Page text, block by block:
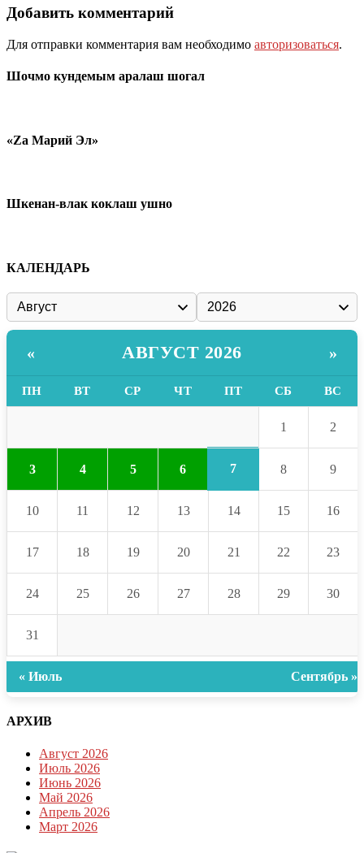
Добавить комментарий
Для отправки комментария вам необходимо авторизоваться.
Шочмо кундемым аралаш шогал
«Zа Марий Эл»
Шкенан-влак коклаш ушно
КАЛЕНДАРЬ
« АВГУСТ 2026 »
ПН ВТ СР ЧТ ПТ СБ ВС
1 2
3 4 5 6 7 8 9
10 11 12 13 14 15 16
17 18 19 20 21 22 23
24 25 26 27 28 29 30
31
« Июль Сентябрь »
АРХИВ
Август 2026
Июль 2026
Июнь 2026
Май 2026
Апрель 2026
Март 2026